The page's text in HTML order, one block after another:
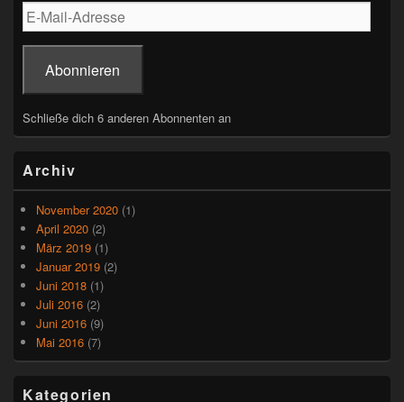
E-
Mail-
Adresse
Abonnieren
Schließe dich 6 anderen Abonnenten an
Archiv
November 2020 (1)
April 2020 (2)
März 2019 (1)
Januar 2019 (2)
Juni 2018 (1)
Juli 2016 (2)
Juni 2016 (9)
Mai 2016 (7)
Kategorien